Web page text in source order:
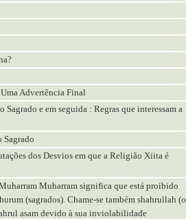
Advertência Final
e em seguida : Regras que interessam a
Sagrado
dos Desvios em que a Religião Xiita é
Muharram significa que está proibido
(sagrados). Chame-se também shahrullah (o
asam devido à sua inviolabilidade